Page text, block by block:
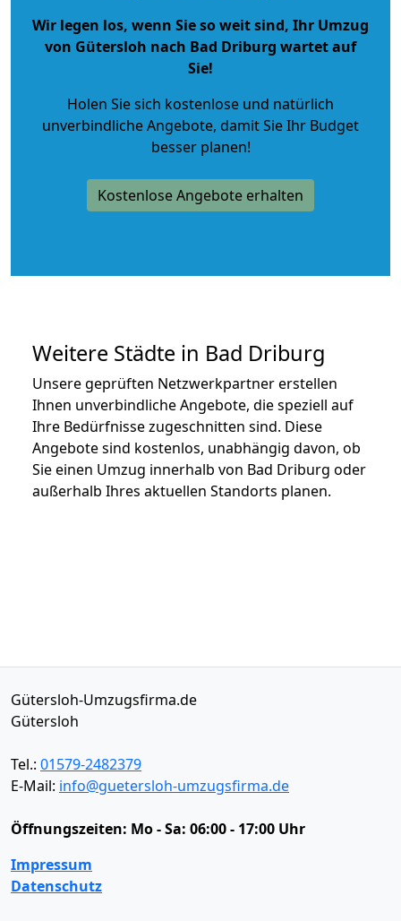
Wir legen los, wenn Sie so weit sind, Ihr Umzug
von Gütersloh nach Bad Driburg wartet auf
Sie!
Holen Sie sich kostenlose und natürlich
unverbindliche Angebote, damit Sie Ihr Budget
besser planen!
Kostenlose Angebote erhalten
Weitere Städte in Bad Driburg
Unsere geprüften Netzwerkpartner erstellen
Ihnen unverbindliche Angebote, die speziell auf
Ihre Bedürfnisse zugeschnitten sind. Diese
Angebote sind kostenlos, unabhängig davon, ob
Sie einen Umzug innerhalb von Bad Driburg oder
außerhalb Ihres aktuellen Standorts planen.
Gütersloh-Umzugsfirma.de
Gütersloh
Tel.: 01579-2482379
E-Mail: info@guetersloh-umzugsfirma.de
Öffnungszeiten: Mo - Sa: 06:00 - 17:00 Uhr
Impressum
Datenschutz